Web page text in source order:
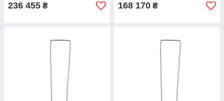
236 455 ₴ 168 170 ₴